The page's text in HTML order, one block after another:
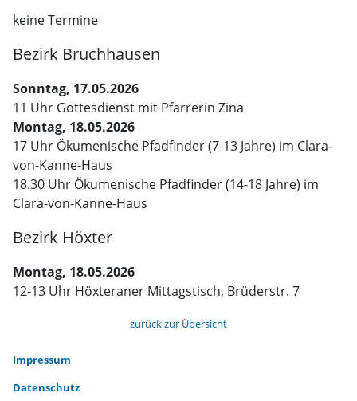
keine Termine
Bezirk Bruchhausen
Sonntag, 17.05.2026
11 Uhr Gottesdienst mit Pfarrerin Zina
Montag, 18.05.2026
17 Uhr Ökumenische Pfadfinder (7-13 Jahre) im Clara-
von-Kanne-Haus
18.30 Uhr Ökumenische Pfadfinder (14-18 Jahre) im
Clara-von-Kanne-Haus
Bezirk Höxter
Montag, 18.05.2026
12-13 Uhr Höxteraner Mittagstisch, Brüderstr. 7
zurück zur Übersicht
Impressum
Datenschutz